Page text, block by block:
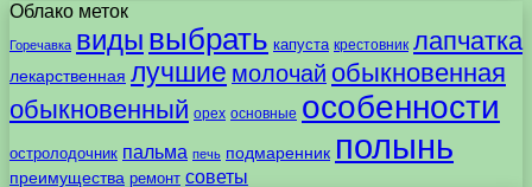
Облако меток
Горечавка виды выбрать капуста крестовник лапчатка
лекарственная лучшие молочай обыкновенная
обыкновенный орех основные особенности
остролодочник пальма печь подмаренник полынь
преимущества ремонт советы